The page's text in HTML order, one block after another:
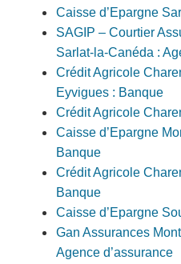
Caisse d’Epargne
SAGIP – Courtier
Sarlat-la-Canéda :
Crédit Agricole
Eyvigues : Banque
Crédit Agricole
Caisse d’Epargne
Banque
Crédit Agricole
Banque
Caisse d’Epargne
Gan Assurances
Agence d’assurance